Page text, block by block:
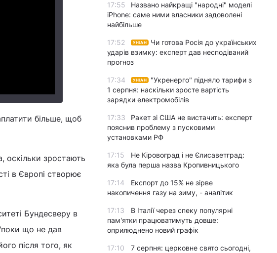
більше, щоб
оскільки зростають
в Європі створює
Бундесверу в
що не дав
після того, як
17:55
Названо найкращі "народні" моделі
iPhone: саме ними власники задоволені
найбільше
17:52 УНІАН
Чи готова Росія до українських
ударів взимку: експерт дав несподіваний
прогноз
17:34 УНІАН
"Укренерго" підняло тарифи з
1 серпня: наскільки зросте вартість
зарядки електромобілів
17:33
Ракет зі США не вистачить: експерт
пояснив проблему з пусковими
установками РФ
17:15
Не Кіровоград і не Єлисаветград:
яка була перша назва Кропивницького
17:14
Експорт до 15% не зірве
накопичення газу на зиму, - аналітик
17:13
В Італії через спеку популярні
пам'ятки працюватимуть довше:
оприлюднено новий графік
17:10
7 серпня: церковне свято сьогодні,